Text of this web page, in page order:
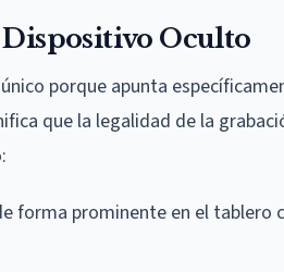
Oculto
porque apunta
que la legalidad de la
forma prominente en el tablero